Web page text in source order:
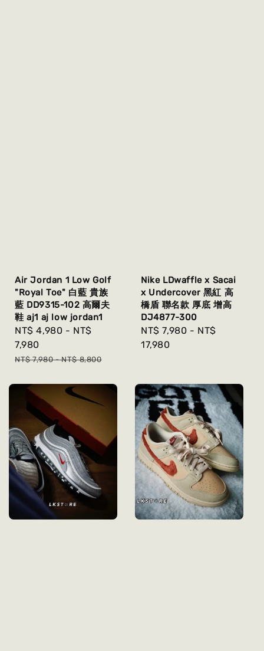
Air Jordan 1 Low Golf
"Royal Toe" 白藍 貴族
藍 DD9315-102 高爾夫
鞋 aj1 aj low jordan1
Sale
price
NT$ 4,980 - NT$
7,980
Regular
NT$ 7,980-NT$ 8,800
Nike LDwaffle x Sacai
x Undercover 黑紅 高
橋盾 聯名款 厚底 增高
DJ4877-300
Regular
price
NT$ 7,980 - NT$
17,980